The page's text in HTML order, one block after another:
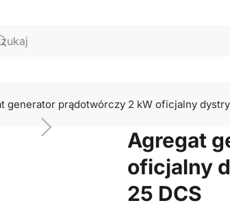
generator prądotwórczy 2 kW oficjalny
Agregat
oficjalny
25 DCS